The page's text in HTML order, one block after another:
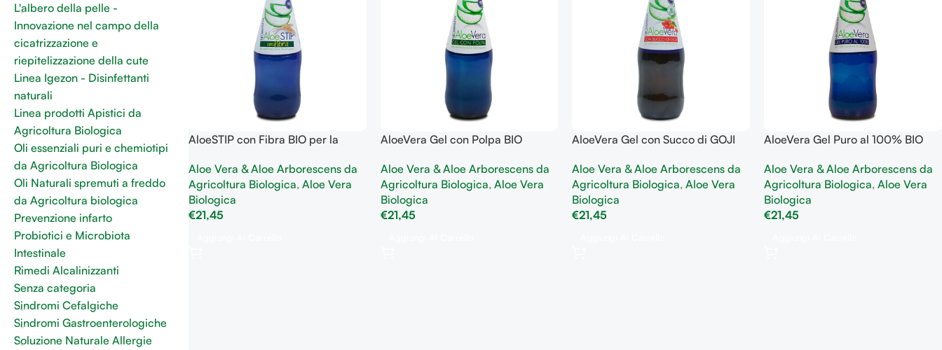
L'albero della pelle -
Innovazione nel campo della
cicatrizzazione e
riepitelizzazione della cute
Linea Igezon - Disinfettanti
naturali
Linea prodotti Apistici da
Agricoltura Biologica
Oli essenziali puri e chemiotipi
da Agricoltura Biologica
Oli Naturali spremuti a freddo
da Agricoltura biologica
Prevenzione infarto
Probiotici e Microbiota
Intestinale
Rimedi Alcalinizzanti
Senza categoria
Sindromi Cefalgiche
Sindromi Gastroenterologiche
Soluzione Naturale Allergie
AloeSTIP con Fibra BIO per la
Aloe Vera & Aloe Arborescens da
Agricoltura Biologica, Aloe Vera
Biologica
€21,45
AloeVera Gel con Polpa BIO
Aloe Vera & Aloe Arborescens da
Agricoltura Biologica, Aloe Vera
Biologica
€21,45
AloeVera Gel con Succo di GOJI
l’invecchiamento cellulare
Aloe Vera & Aloe Arborescens da
Agricoltura Biologica,Aloe Vera
Biologica
€21,45
AloeVera Gel Puro al 100% BIO
Aloe Vera & Aloe Arborescens da
Agricoltura Biologica,Aloe Vera
Biologica
€21,45